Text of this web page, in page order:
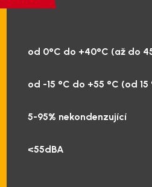
od 0°C do +40°C (až do
od -15 °C do +55 °C (od
5-95% nekondenzující
<55dBA